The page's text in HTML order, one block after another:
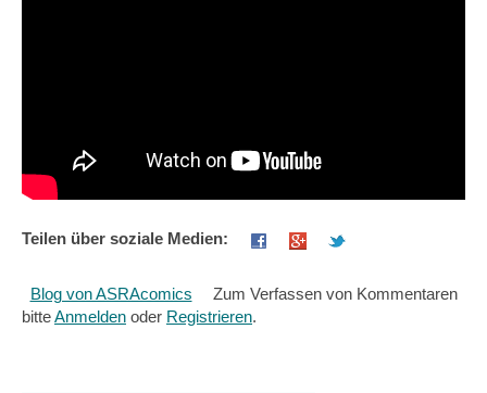
Teilen über soziale Medien:
Blog von ASRAcomics
Zum Verfassen von Kommentaren
bitteAnmelden oder Registrieren.